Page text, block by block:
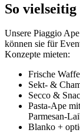
So
Unsere Piaggio
können sie für
Konzepte mieten:
Frische
Sekt- &
Secco &
Pasta-Ape
Parmesan-
Blanko +